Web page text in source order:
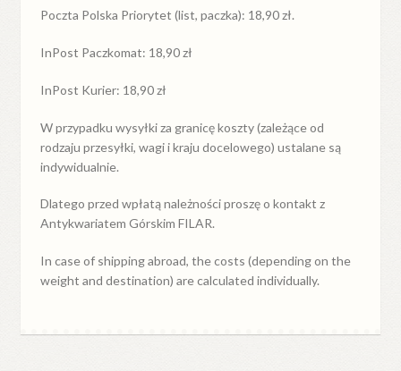
Poczta Polska Priorytet (list, paczka): 18,90 zł.
InPost Paczkomat: 18,90 zł
InPost Kurier: 18,90 zł
W przypadkuwysyłkiza granicękoszty (zależące od
rodzaju przesyłki, wagi i kraju docelowego) ustalane są
indywidualnie.
Dlatego przed wpłatą należności proszę o kontakt z
Antykwariatem Górskim FILAR.
In case of shipping abroad, the costs (depending on the
weight and destination) are calculated individually.